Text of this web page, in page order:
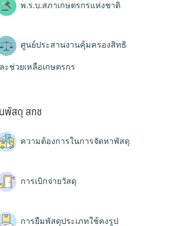
พ.ร.บ.สภาเกษตรกรแห่งชาติ
ศูนย์ประสานงานคุ้มครองสิทธิ
ะช่วยเหลือเกษตรกร
พัสดุ สกช
ความต้องการในการจัดหาพัสดุ
การเบิกจ่ายวัสดุ
การยืมพัสดุประเภทใช้คงรูป